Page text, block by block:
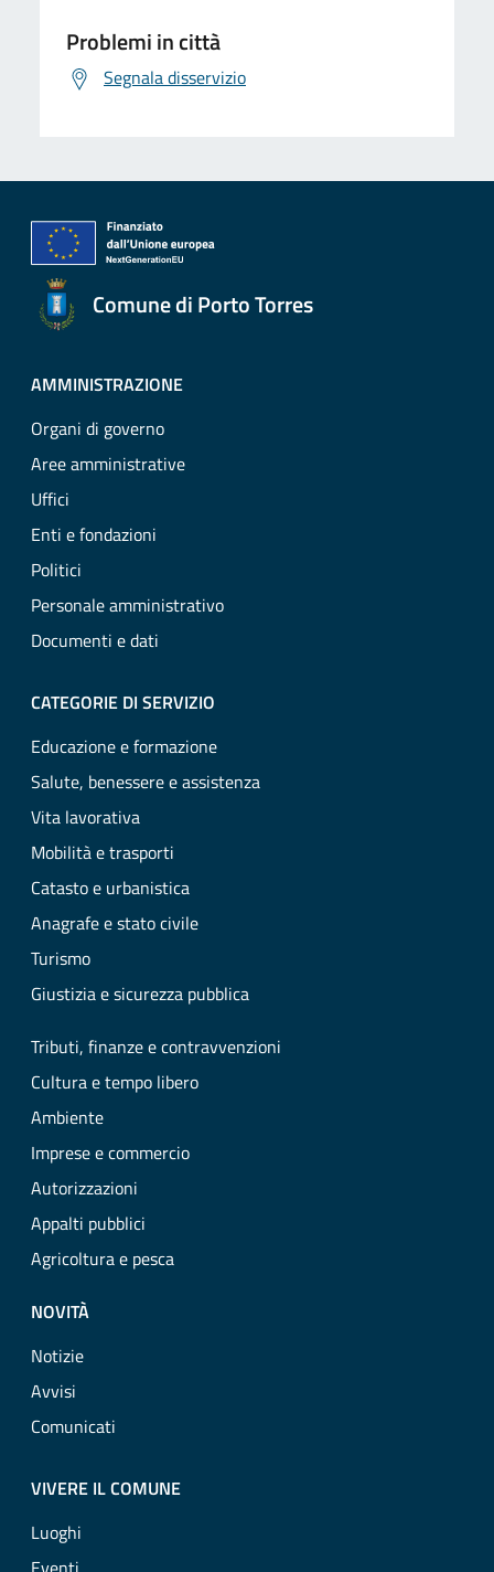
Problemi in città
Segnala disservizio
Comune di Porto Torres
AMMINISTRAZIONE
Organi di governo
Aree amministrative
Uffici
Enti e fondazioni
Politici
Personale amministrativo
Documenti e dati
CATEGORIE DI SERVIZIO
Educazione e formazione
Salute, benessere e assistenza
Vita lavorativa
Mobilità e trasporti
Catasto e urbanistica
Anagrafe e stato civile
Turismo
Giustizia e sicurezza pubblica
Tributi, finanze e contravvenzioni
Cultura e tempo libero
Ambiente
Imprese e commercio
Autorizzazioni
Appalti pubblici
Agricoltura e pesca
NOVITÀ
Notizie
Avvisi
Comunicati
VIVERE IL COMUNE
Luoghi